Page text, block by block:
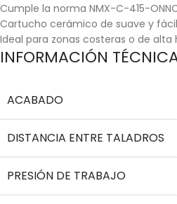
Cumple la norma NMX-C-415-
Cartucho cerámico de suave y
Ideal para zonas costeras o de alta
INFORMACIÓN
ACABADO
DISTANCIA ENTRE TALADROS
PRESIÓN DE TRABAJO